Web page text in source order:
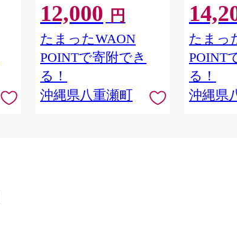
ス ２４本 糖質ゼロ ゼロライ
フ 糖質0 麦芽3倍 麦のうまみ
進化した おいしさ おすすめ
満足感 沖縄県 八重瀬【価格
改定YA】
12,000 円
たまったWAON
POINTで寄附でき
る！
沖縄県八重瀬町
おすすめ
【価格改
たまっ
POINT
る！
沖縄県